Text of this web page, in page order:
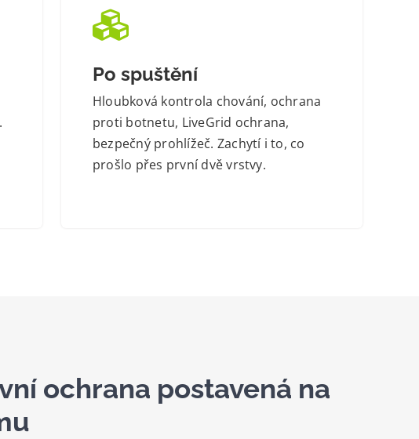
Po spuštění
Hloubková kontrola chování, ochrana
proti botnetu, LiveGrid ochrana,
bezpečný prohlížeč. Zachytí i to, co
prošlo přes první dvě vrstvy.
ochrana postavená na